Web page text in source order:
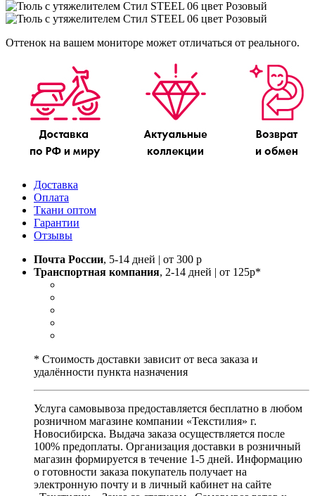
Оттенок на вашем мониторе может отличаться от реального.
Доставка
Оплата
Ткани оптом
Гарантии
Отзывы
Почта России, 5-14 дней | от 300 р
Транспортная компания, 2-14 дней | от 125р*
* Стоимость доставки зависит от веса заказа и
удалённости пункта назначения
Услуга самовывоза предоставляется бесплатно в любом
розничном магазине компании «Текстилия» г.
Новосибирска. Выдача заказа осуществляется после
100% предоплаты. Организация доставки в розничный
магазин формируется в течение 1-5 дней. Информацию
о готовности заказа покупатель получает на
электронную почту и в личный кабинет на сайте